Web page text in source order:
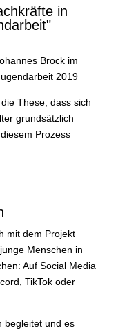
in
Brock im
2019
These, dass sich
grundsätzlich
Prozess
mit dem Projekt
Menschen in
Auf Social Media
TikTok oder
begleitet und es